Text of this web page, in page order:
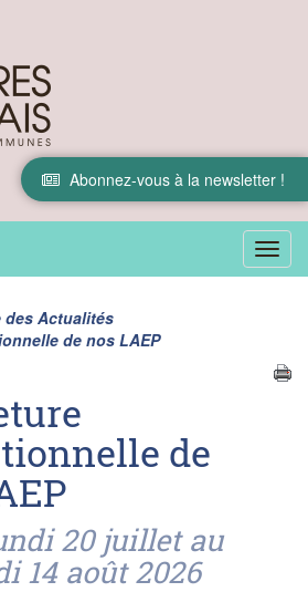
Abonnez-vous à la newsletter !
Menu
des Actualités
de nos LAEP
de
20 juillet au
14 août 2026